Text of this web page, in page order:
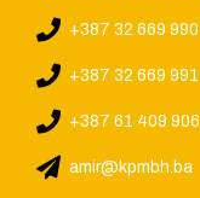
+387 32 669 990
+387 32 669 991
+387 61 409 906
amir@kpmbh.ba